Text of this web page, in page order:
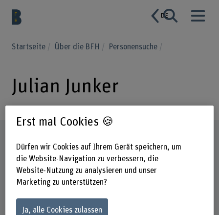
DE
Startseite Über die BFH Personensuche
Julian Junker
Erst mal Cookies 🍪
Dürfen wir Cookies auf Ihrem Gerät speichern, um
die Website-Navigation zu verbessern, die
Website-Nutzung zu analysieren und unser
Marketing zu unterstützen?
Ja, alle Cookies zulassen